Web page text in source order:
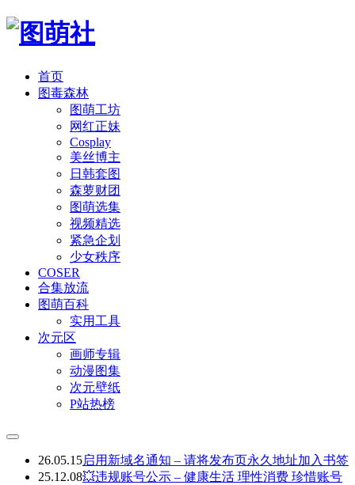
首页
图毒森林
图萌工坊
网红正妹
Cosplay
美丝博主
日韩套图
森萝财团
图萌选集
视频精选
紧急企划
少女秩序
COSER
合集放流
图萌百科
实用工具
次元区
画师专辑
动漫图集
次元壁纸
P站热榜
26.05.15启用新域名通知 – 请将发布页永久地址加入书签
25.12.08💥违规账号公示 – 健康生活 理性消费 珍惜账号